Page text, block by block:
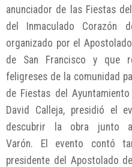
anunciador de las Fiestas
del Inmaculado
organizado por el
de San Francisco y que
feligreses de la comunidad
de Fiestas del
David Calleja, presidió el
descubrir la obra junto
Varón. El evento contó
presidente del Apostolado